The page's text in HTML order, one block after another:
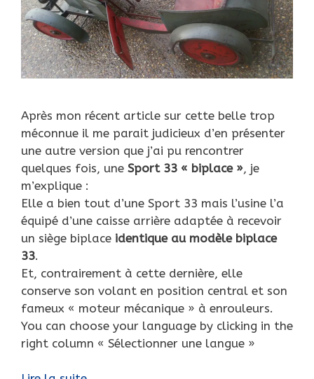
Après mon récent article sur cette belle trop
méconnue il me parait judicieux d’en présenter
une autre version que j’ai pu rencontrer
quelques fois, une Sport 33 « biplace », je
m’explique :
Elle a bien tout d’une Sport 33 mais l’usine l’a
équipé d’une caisse arrière adaptée à recevoir
un siège biplace identique au modèle biplace
33.
Et, contrairement à cette dernière, elle
conserve son volant en position central et son
fameux « moteur mécanique » à enrouleurs.
You can choose your language by clicking in the
right column « Sélectionner une langue »